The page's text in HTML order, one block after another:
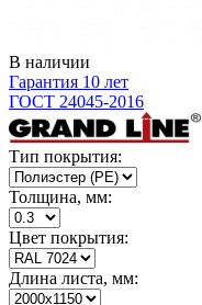
В наличии
Гарантия 10 лет
ГОСТ 24045-2016
Тип покрытия:
Толщина, мм:
Цвет покрытия:
Длина листа, мм: